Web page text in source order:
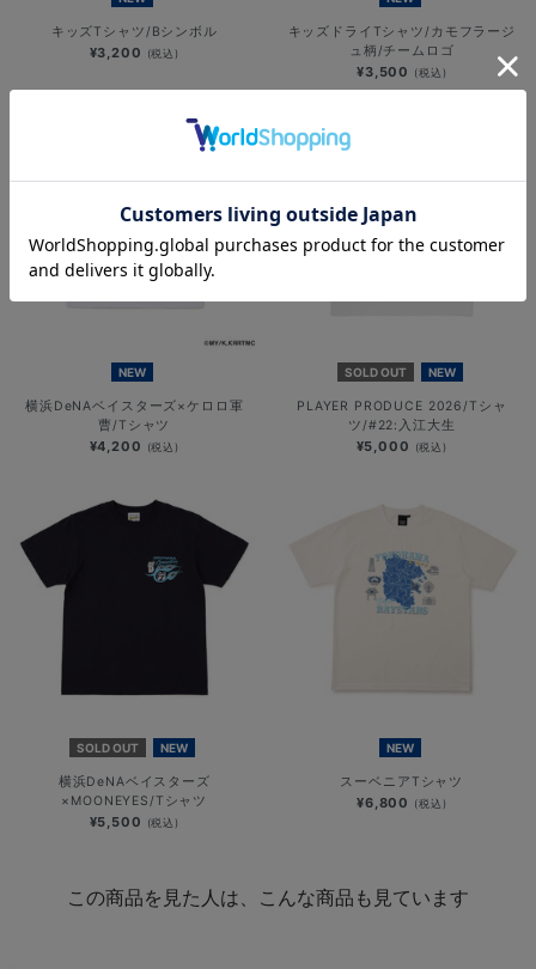
キッズTシャツ/Bシンボル
¥3,200 (税込)
キッズドライTシャツ/カモフラージ
ュ柄/チームロゴ
¥3,500 (税込)
NEW
横浜DeNAベイスターズ×ケロロ軍
曹/Tシャツ
¥4,200 (税込)
SOLD OUT NEW
PLAYER PRODUCE 2026/Tシャ
ツ/#22:入江大生
¥5,000 (税込)
SOLD OUT NEW
横浜DeNAベイスターズ
×MOONEYES/Tシャツ
¥5,500 (税込)
NEW
スーベニアTシャツ
¥6,800 (税込)
この商品を見た人は、こんな商品も見ています